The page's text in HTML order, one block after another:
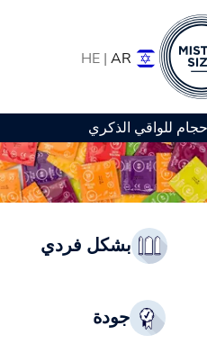
HE | AR
بشكل فردي
جودة